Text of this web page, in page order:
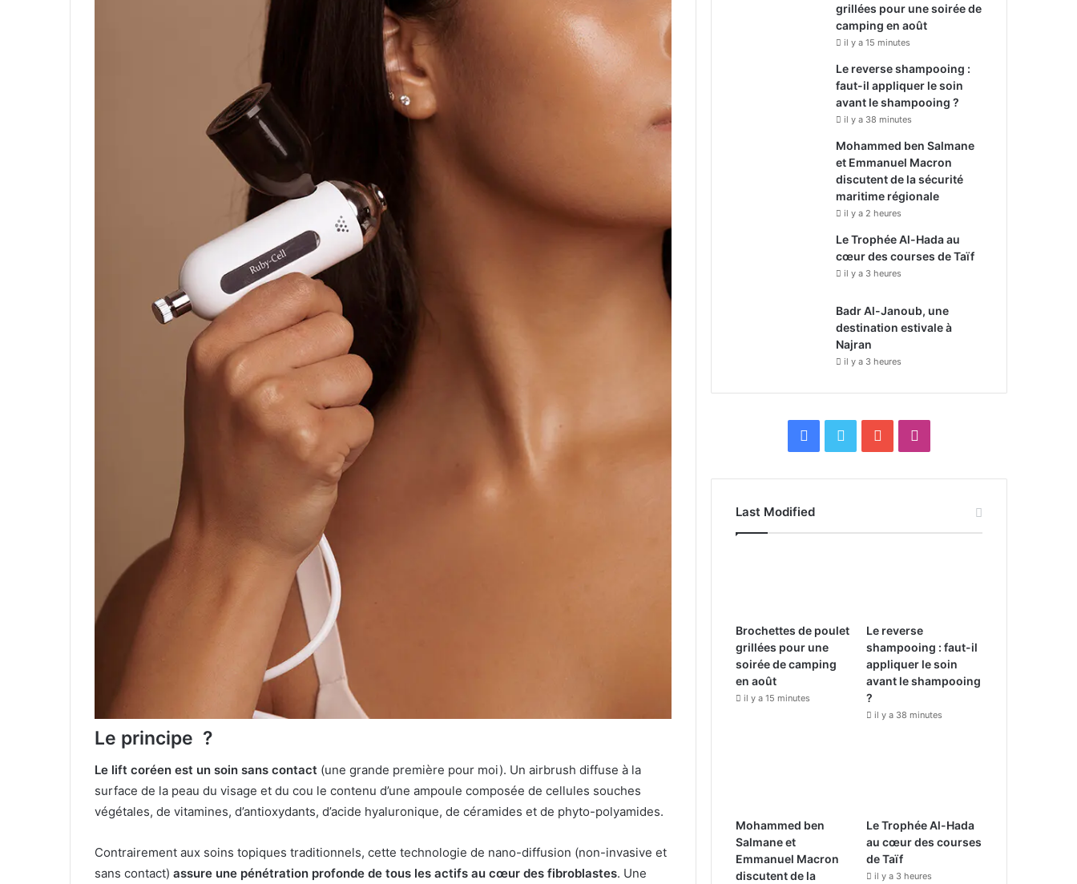
Le principe ?
Le lift coréen est un soin sans contact (une grande première pour moi). Un airbrush diffuse à la
surface de la peau du visage et du cou le contenu d’une ampoule composée de cellules souches
végétales, de vitamines, d’antioxydants, d’acide hyaluronique, de céramides et de phyto-polyamides.
Contrairement aux soins topiques traditionnels, cette technologie de nano-diffusion (non-invasive et
sans contact) assure une pénétration profonde de tous les actifs au cœur des fibroblastes. Une
grillées pour une soirée de
camping en août
il y a 15 minutes
Le reverse shampooing :
faut-il appliquer le soin
avant le shampooing ?
il y a 38 minutes
Mohammed ben Salmane
et Emmanuel Macron
discutent de la sécurité
maritime régionale
il y a 2 heures
Le Trophée Al-Hada au
cœur des courses de Taïf
il y a 3 heures
Badr Al-Janoub, une
destination estivale à
Najran
il y a 3 heures
e
o
k
T
e
t
r
a
Last Modified
Brochettes de poulet
grillées pour une
soirée de camping
en août
il y a 15 minutes
Le reverse
shampooing : faut-il
appliquer le soin
avant le shampooing
?
il y a 38 minutes
Mohammed ben
Salmane et
Emmanuel Macron
discutent de la
Le Trophée Al-Hada
au cœur des courses
de Taïf
il y a 3 heures